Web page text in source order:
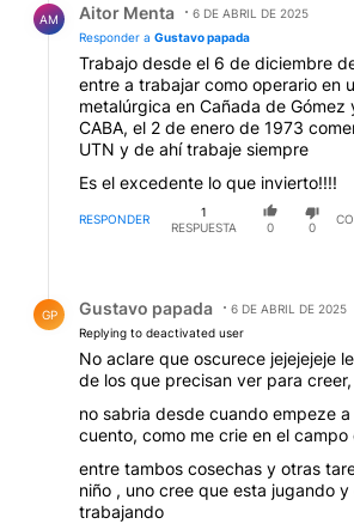
AM Aitor Menta
6 DE ABRIL DE 2025
Responder a Gustavo papada
Trabajo desde el 6 de diciembre
entre a trabajar como operario en
metalúrgica en Cañada de Gómez
CABA, el 2 de enero de 1973
UTN y de ahí trabaje siempre
Es el excedente lo que invierto!!!!
RESPONDER
1
RESPUESTA
0 0
GP Gustavo papada
6 DE ABRIL DE 2025
Replying to deactivated user
No aclare que oscurece jejejejeje
de los que precisan ver para
no sabria desde cuando empeze
cuento, como me crie en el campo
entre tambos cosechas y otras
niño , uno cree que esta jugando
trabajando